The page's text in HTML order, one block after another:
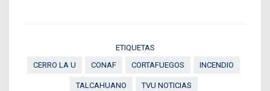
ETIQUETAS
CERRO LA U
CONAF CORTAFUEGOS INCENDIO
TALCAHUANO TVU NOTICIAS